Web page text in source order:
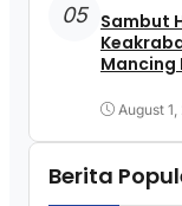
05 Sambut
Mancing
August
Berita